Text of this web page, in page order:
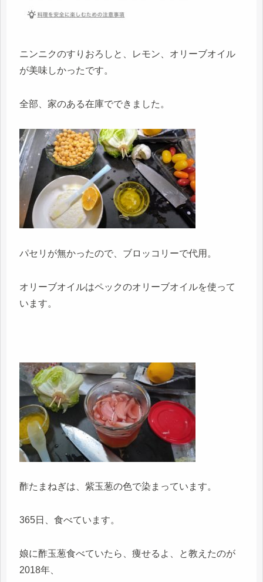
ニンニクのすりおろしと、レモン、オリーブオイル
が美味しかったです。
全部、家のある在庫でできました。
パセリが無かったので、ブロッコリーで代用。
オリーブオイルはペックのオリーブオイルを使って
います。
酢たまねぎは、紫玉葱の色で染まっています。
365日、食べています。
娘に酢玉葱食べていたら、痩せるよ、と教えたのが
2018年、